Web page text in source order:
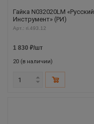
Гайка N032020LM «Русский
Инструмент» (РИ)
Арт.: ri.493.12
1 830 ₽/шт
20 (в наличии)